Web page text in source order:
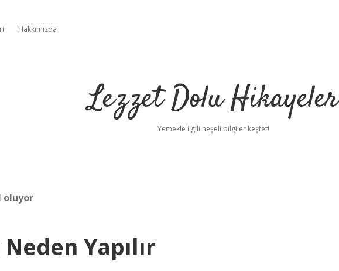
Hakkımızda
Lezzet Dolu Hikayeler
Yemekle ilgili neşeli bilgiler keşfet!
oluyor
Yapılır